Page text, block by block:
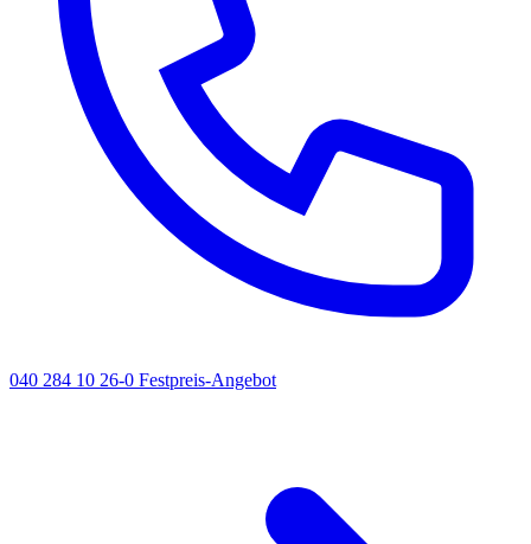
040 284 10 26-0 Festpreis-Angebot